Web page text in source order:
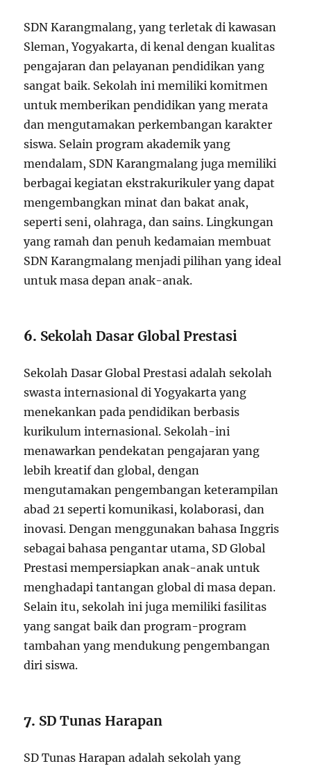
SDN Karangmalang, yang terletak di kawasan
Sleman, Yogyakarta, di kenal dengan kualitas
pengajaran dan pelayanan pendidikan yang
sangat baik. Sekolah ini memiliki komitmen
untuk memberikan pendidikan yang merata
dan mengutamakan perkembangan karakter
siswa. Selain program akademik yang
mendalam, SDN Karangmalang juga memiliki
berbagai kegiatan ekstrakurikuler yang dapat
mengembangkan minat dan bakat anak,
seperti seni, olahraga, dan sains. Lingkungan
yang ramah dan penuh kedamaian membuat
SDN Karangmalang menjadi pilihan yang ideal
untuk masa depan anak-anak.
6. Sekolah Dasar Global Prestasi
Sekolah Dasar Global Prestasi adalah sekolah
swasta internasional di Yogyakarta yang
menekankan pada pendidikan berbasis
kurikulum internasional. Sekolah-ini
menawarkan pendekatan pengajaran yang
lebih kreatif dan global, dengan
mengutamakan pengembangan keterampilan
abad 21 seperti komunikasi, kolaborasi, dan
inovasi. Dengan menggunakan bahasa Inggris
sebagai bahasa pengantar utama, SD Global
Prestasi mempersiapkan anak-anak untuk
menghadapi tantangan global di masa depan.
Selain itu, sekolah ini juga memiliki fasilitas
yang sangat baik dan program-program
tambahan yang mendukung pengembangan
diri siswa.
7. SD Tunas Harapan
SD Tunas Harapan adalah sekolah yang